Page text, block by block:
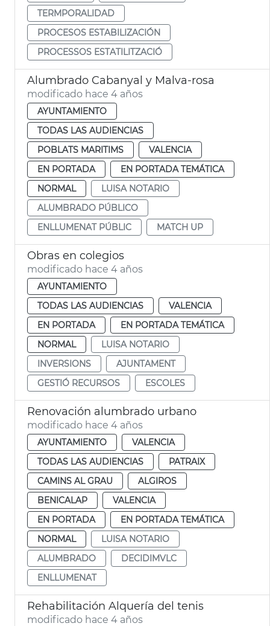
TERMPORALIDAD
PROCESOS ESTABILIZACIÓN
PROCESSOS ESTATILITZACIÓ
Alumbrado Cabanyal y Malva-rosa
modificado hace 4 años
AYUNTAMIENTO
TODAS LAS AUDIENCIAS
POBLATS MARITIMS
VALENCIA
EN PORTADA
EN PORTADA TEMÁTICA
NORMAL
LUISA NOTARIO
ALUMBRADO PÚBLICO
ENLLUMENAT PÚBLIC
MATCH UP
Obras en colegios
modificado hace 4 años
AYUNTAMIENTO
TODAS LAS AUDIENCIAS
VALENCIA
EN PORTADA
EN PORTADA TEMÁTICA
NORMAL
LUISA NOTARIO
INVERSIONS
AJUNTAMENT
GESTIÓ RECURSOS
ESCOLES
Renovación alumbrado urbano
modificado hace 4 años
AYUNTAMIENTO
VALENCIA
TODAS LAS AUDIENCIAS
PATRAIX
CAMINS AL GRAU
ALGIROS
BENICALAP
VALENCIA
EN PORTADA
EN PORTADA TEMÁTICA
NORMAL
LUISA NOTARIO
ALUMBRADO
DECIDIMVLC
ENLLUMENAT
Rehabilitación Alquería del tenis
modificado hace 4 años